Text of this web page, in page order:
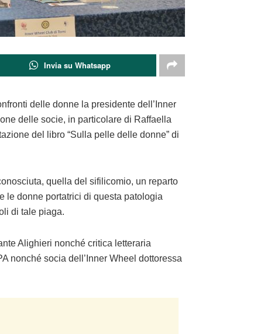
Invia su Whatsapp
delle donne la presidente dell’Inner
delle socie, in particolare di Raffaella
del libro “Sulla pelle delle donne” di
quella del sifilicomio, un reparto
le donne portatrici di questa patologia
di tale piaga.
Alighieri nonché critica letteraria
nonché socia dell’Inner Wheel dottoressa